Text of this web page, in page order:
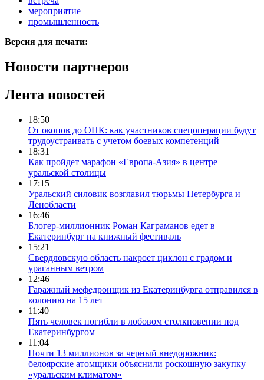
мероприятие
промышленность
Версия для печати:
Новости партнеров
Лента новостей
18:50
От окопов до ОПК: как участников спецоперации будут
трудоустраивать с учетом боевых компетенций
18:31
Как пройдет марафон «Европа-Азия» в центре
уральской столицы
17:15
Уральский силовик возглавил тюрьмы Петербурга и
Ленобласти
16:46
Блогер-миллионник Роман Каграманов едет в
Екатеринбург на книжный фестиваль
15:21
Свердловскую область накроет циклон с градом и
ураганным ветром
12:46
Гаражный мефедронщик из Екатеринбурга отправился в
колонию на 15 лет
11:40
Пять человек погибли в лобовом столкновении под
Екатеринбургом
11:04
Почти 13 миллионов за черный внедорожник:
белоярские атомщики объяснили роскошную закупку
«уральским климатом»